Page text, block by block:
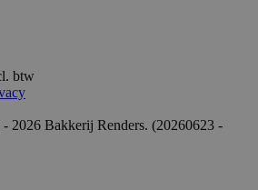
btw
2026 Bakkerij Renders. (20260623 -